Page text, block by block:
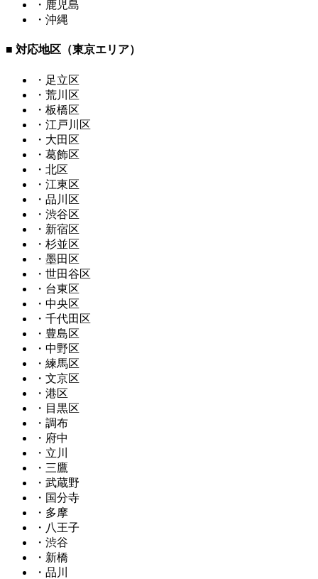
・鹿児島
・沖縄
■ 対応地区（東京エリア）
・足立区
・荒川区
・板橋区
・江戸川区
・大田区
・葛飾区
・北区
・江東区
・品川区
・渋谷区
・新宿区
・杉並区
・墨田区
・世田谷区
・台東区
・中央区
・千代田区
・豊島区
・中野区
・練馬区
・文京区
・港区
・目黒区
・調布
・府中
・立川
・三鷹
・武蔵野
・国分寺
・多摩
・八王子
・渋谷
・新橋
・品川